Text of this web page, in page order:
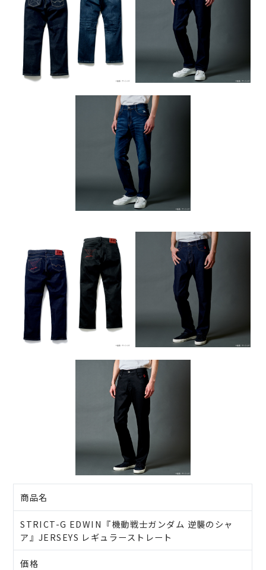
商品名
STRICT-G EDWIN『機動戦士ガンダム 逆襲のシャ
ア』JERSEYS レギュラーストレート
価格